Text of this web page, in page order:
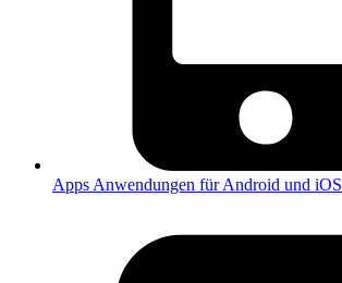
Apps Anwendungen für Android und iOS